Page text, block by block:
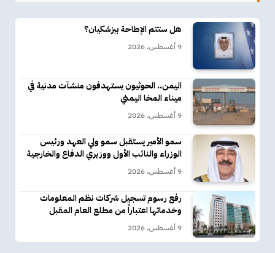
هل ستتم الإطاحة ببزشكيان؟
9 أغسطس، 2026
اليمن.. الحوثيون يستهدفون منشآت مدنية في
ميناء المخا اليمني
9 أغسطس، 2026
سمو الأمير يستقبل سمو ولي العهد ورئيس
الوزراء والنائب الأول ووزيري الدفاع والخارجية
9 أغسطس، 2026
رفع رسوم تسجيل شركات نظم المعلومات
وخدماتها اعتباراً من مطلع العام المقبل
9 أغسطس، 2026